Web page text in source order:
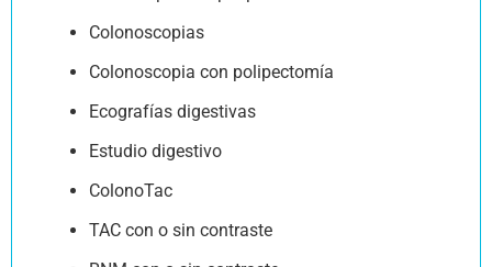
Colonoscopias
Colonoscopia con polipectomía
Ecografías digestivas
Estudio digestivo
ColonoTac
TAC con o sin contraste